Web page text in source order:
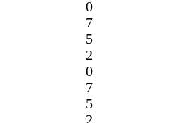
0
7
5
2
0
7
5
2